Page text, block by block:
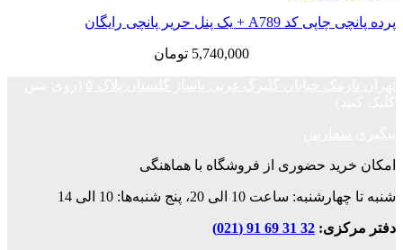
پرده پانچی چاپی کد A789 + یک پنل حریر پانچی رایگان
5,740,000 تومان
امکان خرید حضوری از فروشگاه با هماهنگی
شنبه تا چهارشنبه: ساعت 10 الی 20، پنج شنبه‌ها: 10 الی 14
دفتر مرکزی:32 31 69 91 (021)